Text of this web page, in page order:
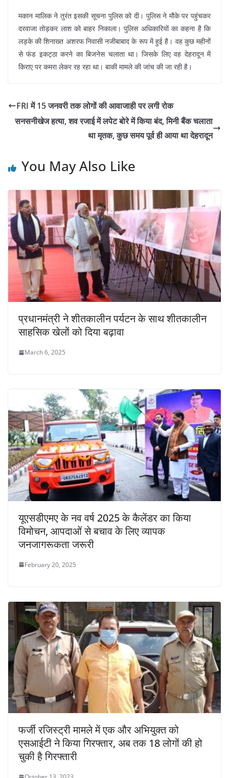
मकान मालिक ने तुरंत इसकी सूचना पुलिस को दी। पुलिस ने मौके पर पहुंचकर
दरवाजा तोड़कर लाश को बाहर निकाला। पुलिस अधिकारियों का कहना है कि
लड़के की शिनाख्त अशरफ निवासी नजीबाबाद के रूप में हुई है। वह कुछ महीनों
से फंड इकट्ठा करने का बिजनेस चलाता था। जिसके लिए वह देहरादून में
किराए पर कमरा लेकर रह रहा था। बाकी मामले की जांच की जा रही है।
FRI में 15 जनवरी तक लोगों की आवाजाही पर लगी रोक
सनसनीखेज हत्या, शव रजाई में लपेट बोरे में किया बंद, मिनी बैंक चलाता
था मृतक, कुछ समय पूर्व ही आया था देहरादून
You May Also Like
प्रधानमंत्री ने शीतकालीन पर्यटन के साथ शीतकालीन
साहसिक खेलों को दिया बढ़ावा
March 6, 2025
यूएसडीएमए के नव वर्ष 2025 के कैलेंडर का किया
विमोचन, आपदाओं से बचाव के लिए व्यापक
जनजागरूकता जरूरी
February 20, 2025
फर्जी रजिस्ट्री मामले में एक और अभियुक्त को
एसआईटी ने किया गिरफ्तार, अब तक 18 लोगों की हो
चुकी है गिरफ्तारी